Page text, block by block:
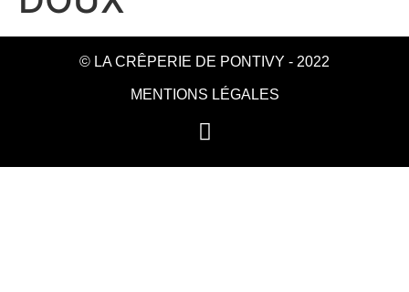
© LA CRÊPERIE DE PONTIVY - 2022
MENTIONS LÉGALES